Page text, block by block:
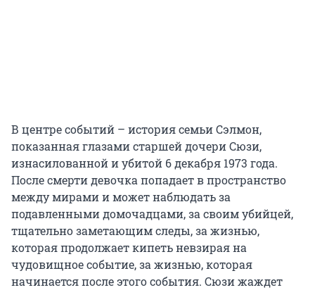
В центре событий – история семьи Сэлмон,
показанная глазами старшей дочери Сюзи,
изнасилованной и убитой 6 декабря 1973 года.
После смерти девочка попадает в пространство
между мирами и может наблюдать за
подавленными домочадцами, за своим убийцей,
тщательно заметающим следы, за жизнью,
которая продолжает кипеть невзирая на
чудовищное событие, за жизнью, которая
начинается после этого события. Сюзи жаждет